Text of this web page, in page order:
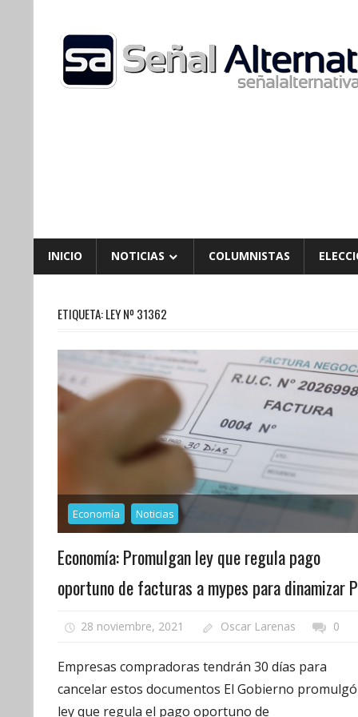
content
INICIO NOTICIAS COLUMNISTAS
ETIQUETA:LEY Nº 31362
Economía Noticias
Economía: Promulgan ley que regula pago
oportuno de facturas a mypes para dinamizar
28 noviembre, 2021 Oscar Larenas 0
Empresas compradoras tendrán 30 días para
cancelar estos documentos El Gobierno
ley que regula el pago oportuno de